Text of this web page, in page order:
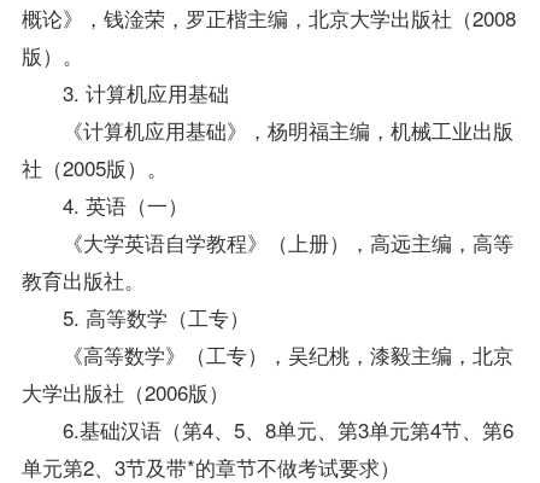
概论》，钱淦荣，罗正楷主编，北京大学出版社（2008
版）。
3. 计算机应用基础
《计算机应用基础》，杨明福主编，机械工业出版
社（2005版）。
4. 英语（一）
《大学英语自学教程》（上册），高远主编，高等
教育出版社。
5. 高等数学（工专）
《高等数学》（工专），吴纪桃，漆毅主编，北京
大学出版社（2006版）
6.基础汉语（第4、5、8单元、第3单元第4节、第6
单元第2、3节及带*的章节不做考试要求）